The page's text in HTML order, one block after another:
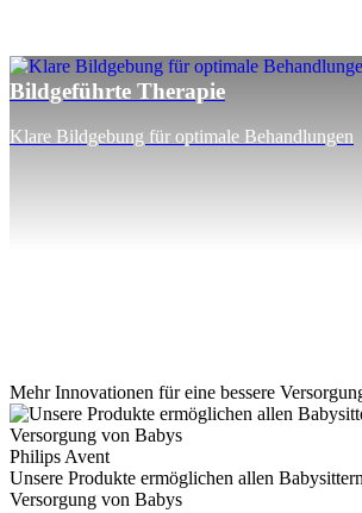
Bildgeführte Therapie
Klare Bildgebung für optimale Behandlungen
Mehr Innovationen für eine bessere
Philips Avent
Unsere Produkte ermöglichen allen
Versorgung von Babys